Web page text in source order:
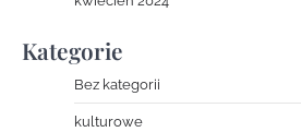
Kategorie
Bez kategorii
kulturowe